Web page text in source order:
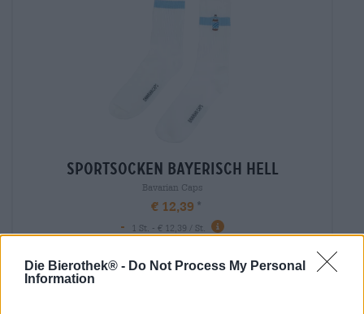
Die Bierothek® - Do Not Process My Personal
Information
sportsocken bayerisch hell
Bavarian Caps
€ 12,39
-
1 St. - € 12,39 / St.
Uitverkocht